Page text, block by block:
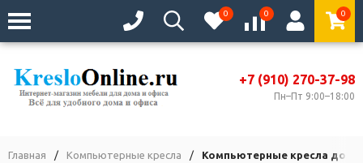
0 0 0
+7 (910) 270-37-98
Пн–Пт 9:00–18:00
Главная / Компьютерные кресла / Компьютерные кресла до